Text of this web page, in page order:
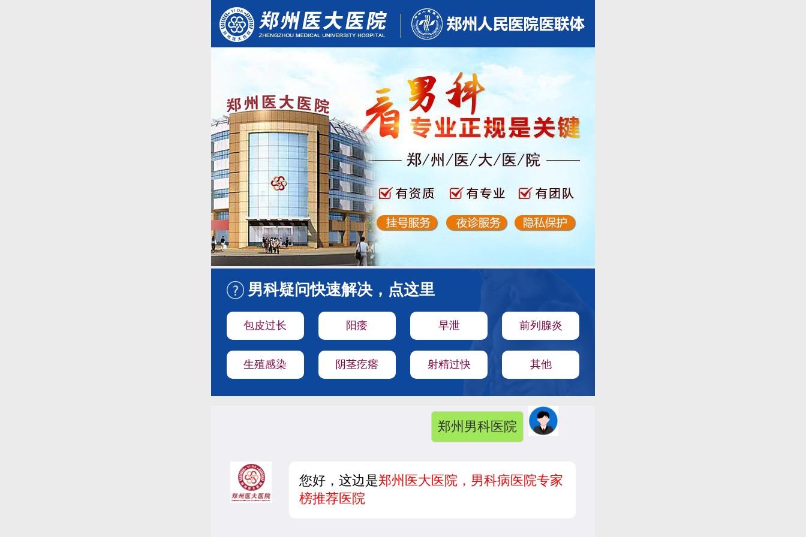
男科疑问快速解决，点这里
包皮过长 阳痿 早泄 前列腺炎
生殖感染 阴茎疙瘩 射精过快 其他
郑州男科医院
您好，这边是郑州医大医院，男科病医院专家
榜推荐医院